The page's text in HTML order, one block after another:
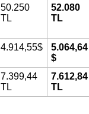
50.250
TL
52.080
TL
4.914,55$
5.064,64
$
7.399,44
TL
7.612,84
TL